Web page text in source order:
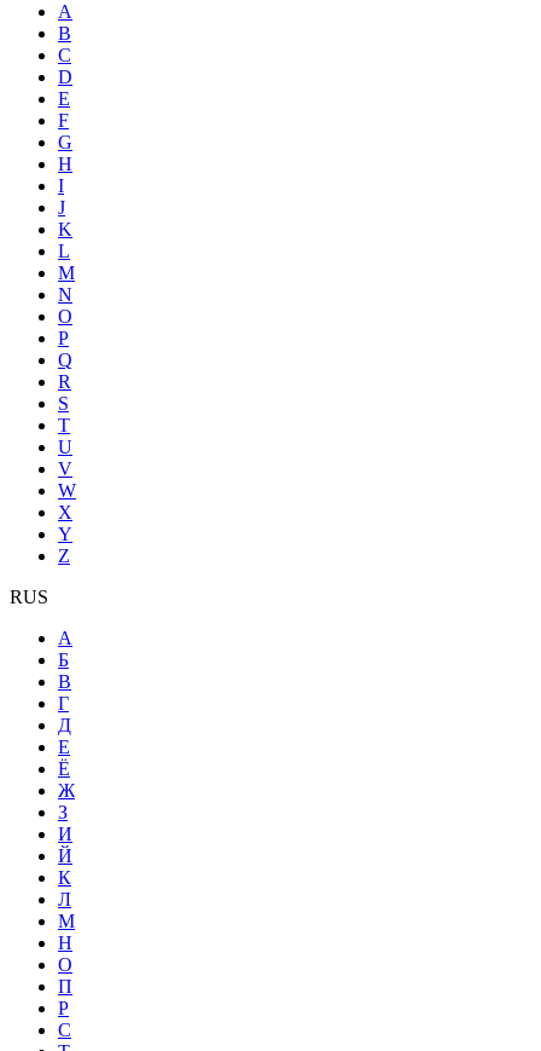
A
B
C
D
E
F
G
H
I
J
K
L
M
N
O
P
Q
R
S
T
U
V
W
X
Y
Z
RUS
А
Б
В
Г
Д
Е
Ё
Ж
З
И
Й
К
Л
М
Н
О
П
Р
С